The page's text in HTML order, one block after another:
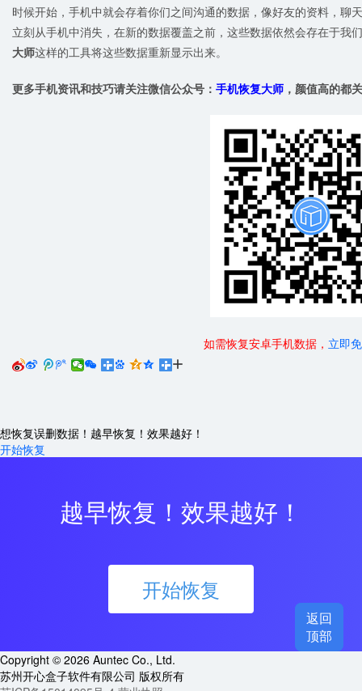
时候开始，手机中就会存着你们之间沟通的数据，像好友的资料，聊
立刻从手机中消失，在新的数据覆盖之前，这些数据依然会存在于我
大师这样的工具将这些数据重新显示出来。
更多手机资讯和技巧请关注微信公众号： 手机恢复大师 ，颜值高的都
如需恢复安卓手机数据， 立即
     
想恢复误删数据！越早恢复！效果越好！
开始恢复
越早恢复！效果越好！
开始恢复
Copyright © 2026 Auntec Co., Ltd.
苏州开心盒子软件有限公司 版权所有
返回
顶部
